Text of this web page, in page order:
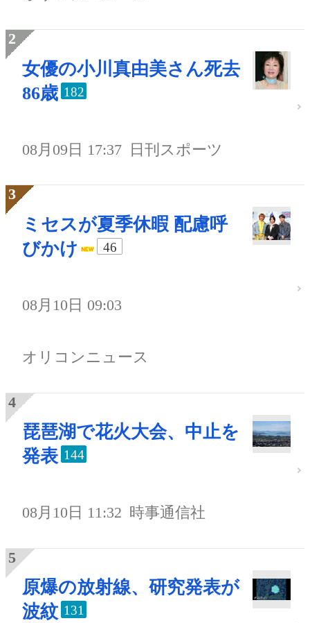
女優の小川真由美さん死去
86歳 182
08月09日 17:37 日刊スポーツ
ミセスが夏季休暇 配慮呼
びかけ
46
08月10日 09:03
オリコンニュース
琵琶湖で花火大会、中止を
発表 144
08月10日 11:32 時事通信社
原爆の放射線、研究発表が
波紋 131